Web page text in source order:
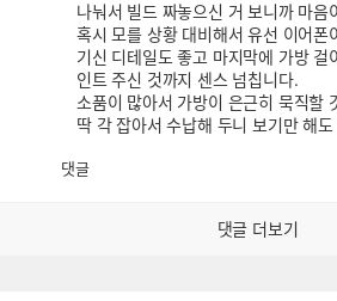
나눠서 빌드 짜놓으신 거 보니까 마음
혹시 모를 상황 대비해서 유선 이어폰
기신 디테일도 좋고 마지막에 가방 걸
인트 주신 것까지 센스 넘칩니다.
소품이 많아서 가방이 은근히 묵직할
딱 각 잡아서 수납해 두니 보기만 해
댓글
댓글 더보기